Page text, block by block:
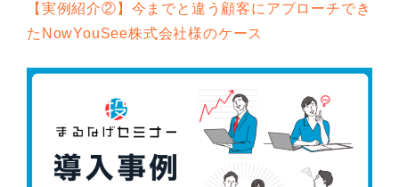
【実例紹介②】今までと違う顧客にアプローチでき
たNowYouSee株式会社様のケース